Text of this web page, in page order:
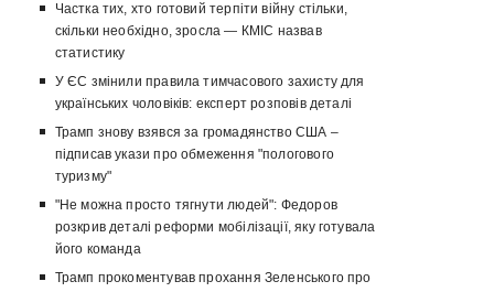
Частка тих, хто готовий терпіти війну стільки,
скільки необхідно, зросла — КМІС назвав
статистику
У ЄС змінили правила тимчасового захисту для
українських чоловіків: експерт розповів деталі
Трамп знову взявся за громадянство США –
підписав укази про обмеження "пологового
туризму"
"Не можна просто тягнути людей": Федоров
розкрив деталі реформи мобілізації, яку готувала
його команда
Трамп прокоментував прохання Зеленського про